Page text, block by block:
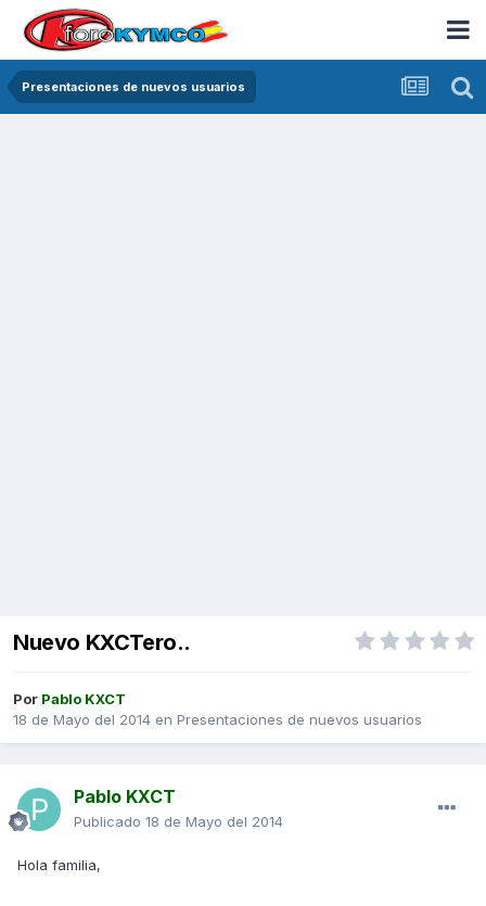
Presentaciones de nuevos usuarios
Nuevo KXCTero..
Por Pablo KXCT
18 de Mayo del 2014 en Presentaciones de nuevos usuarios
Pablo KXCT
Publicado 18 de Mayo del 2014
Hola familia,